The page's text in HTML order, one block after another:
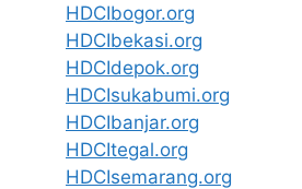
HDCIbogor.org
HDCIbekasi.org
HDCIdepok.org
HDCIsukabumi.org
HDCIbanjar.org
HDCItegal.org
HDCIsemarang.org